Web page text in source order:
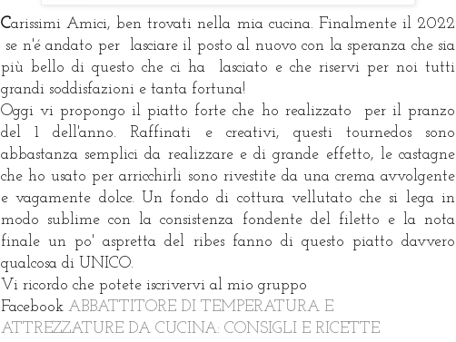
Carissimi Amici, ben trovati nella mia cucina. Finalmente il 2022
se n'é andato per lasciare il posto al nuovo con la speranza che sia
più bello di questo che ci ha lasciato e che riservi per noi tutti
grandi soddisfazioni e tanta fortuna!
Oggi vi propongo il piatto forte che ho realizzato per il pranzo
del 1 dell'anno. Raffinati e creativi, questi tournedos sono
abbastanza semplici da realizzare e di grande effetto, le castagne
che ho usato per arricchirli sono rivestite da una crema avvolgente
e vagamente dolce. Un fondo di cottura vellutato che si lega in
modo sublime con la consistenza fondente del filetto e la nota
finale un po' aspretta del ribes fanno di questo piatto davvero
qualcosa di UNICO.
Vi ricordo che potete iscrivervi al mio gruppo
Facebook ABBATTITORE DI TEMPERATURA E
ATTREZZATURE DA CUCINA: CONSIGLI E RICETTE